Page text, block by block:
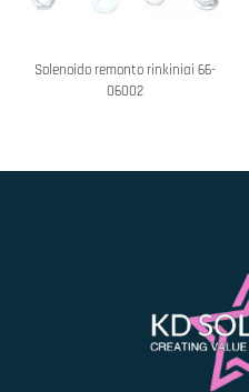
Solenoido remonto rinkiniai 66-
06002